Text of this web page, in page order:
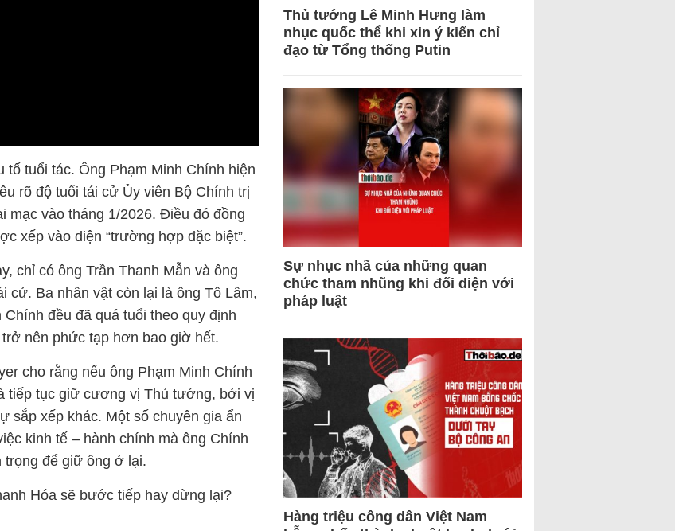
tuổi tác. Ông Phạm Minh Chính hiện
rõ độ tuổi tái cử Ủy viên Bộ Chính trị
mạc vào tháng 1/2026. Điều đó đồng
xếp vào diện “trường hợp đặc biệt”.
chỉ có ông Trần Thanh Mẫn và ông
cử. Ba nhân vật còn lại là ông Tô Lâm,
đều đã quá tuổi theo quy định
nên phức tạp hơn bao giờ hết.
cho rằng nếu ông Phạm Minh Chính
tiếp tục giữ cương vị Thủ tướng, bởi vị
sắp xếp khác. Một số chuyên gia ẩn
kinh tế – hành chính mà ông Chính
trọng để giữ ông ở lại.
Hóa sẽ bước tiếp hay dừng lại?
Thủ tướng Lê Minh Hưng làm
nhục quốc thể khi xin ý kiến chỉ
đạo từ Tổng thống Putin
Sự nhục nhã của những quan
chức tham nhũng khi đối diện với
pháp luật
Hàng triệu công dân Việt Nam